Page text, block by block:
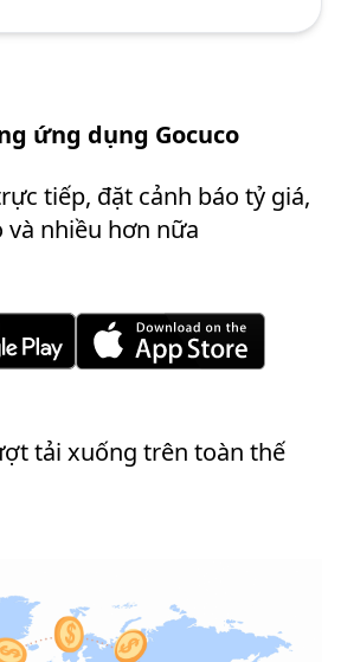
ứng dụng Gocuco
tiếp, đặt cảnh báo tỷ giá,
nhiều hơn nữa
tải xuống trên toàn thế